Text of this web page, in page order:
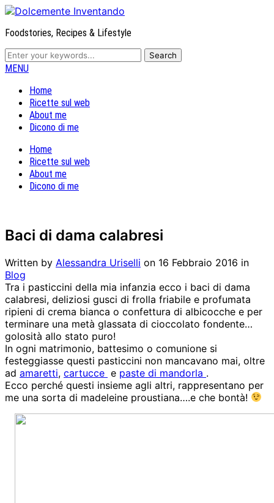
Foodstories, Recipes & Lifestyle
MENU
Home
Ricette sul web
About me
Dicono di me
Home
Ricette sul web
About me
Dicono di me
Baci di dama calabresi
Written by Alessandra Uriselli on 16 Febbraio 2016 in
Blog
Tra i pasticcini della mia infanzia ecco i baci di dama
calabresi, deliziosi gusci di frolla friabile e profumata
ripieni di crema bianca o confettura di albicocche e per
terminare una metà glassata di cioccolato fondente…
golosità allo stato puro!
In ogni matrimonio, battesimo o comunione si
festeggiasse questi pasticcini non mancavano mai, oltre
ad amaretti, cartucce e paste di mandorla .
Ecco perché questi insieme agli altri, rappresentano per
me una sorta di madeleine proustiana….e che bontà!